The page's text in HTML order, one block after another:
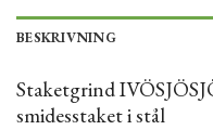
BESKRIVNING
Staketgrind
smidesstaket i stål